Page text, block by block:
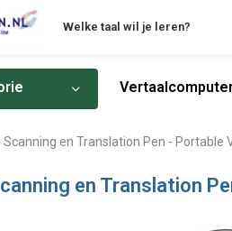
Welke taal wil je leren?
en Translation Pen - Portable
en Translation